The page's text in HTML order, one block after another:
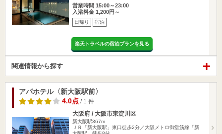
営業時間 15:00～23:00
入浴料金 1,200円～
日帰り 宿泊
楽天トラベルの宿泊プランを見る
関連情報から探す
アパホテル〈新大阪駅前〉
4.0点 / 1 件
大阪府 / 大阪市東淀川区
新大阪駅367m
ＪＲ「新大阪駅」東口徒歩2分／大阪メトロ御堂筋線「新